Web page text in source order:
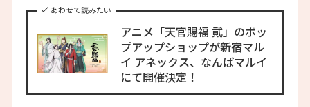
あわせて読みたい
アニメ「天官賜福 貮」のポッ
プアップショップが新宿マル
イ アネックス、なんばマルイ
にて開催決定！